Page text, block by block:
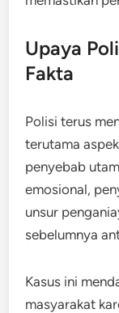
Upaya
Fakta
Polisi terus
terutama
penyebab
emosional,
unsur
sebelumnya
Kasus ini
masyarakat